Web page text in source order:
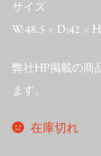
サイズ
W:48.5 × D:42 ×
弊社HP掲載の商
ます。
在庫切れ